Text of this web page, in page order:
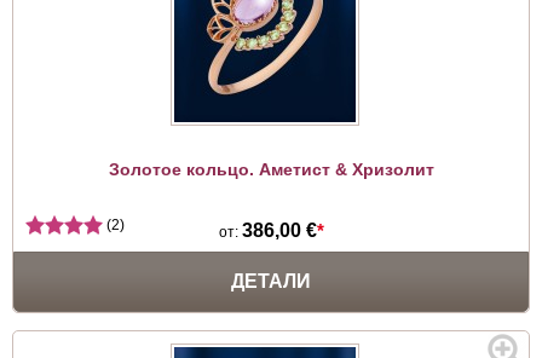
Золотое кольцо. Аметист & Хризолит
от: 386,00 €*
(2)
ДЕТАЛИ